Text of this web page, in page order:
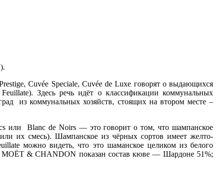
Cuvée Speciale, Cuvée de Luxe говорят о выдающихся
Здесь речь идёт о классификации коммунальных
из коммунальных хозяйств, стоящих на втором месте –
или Blanc de Noirs — это говорит о том, что шампанское
их смесь). Шампанское из чёрных сортов имеет желто-
можно видеть, что это шаманское целиком из белого
MOЁT & CHANDON показан состав кюве — Шардоне 51%;